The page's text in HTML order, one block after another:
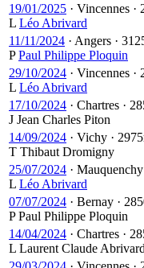
19/01/2025 · Vincennes ·
L Léo Abrivard
11/11/2024 · Angers ·
PPaul Philippe Ploquin
29/10/2024 · Vincennes ·
L Léo Abrivard
17/10/2024 · Chartres ·
J Jean Charles Piton
14/09/2024 · Vichy ·
T Thibaut Dromigny
25/07/2024 · Mauquenchy
L Léo Abrivard
07/07/2024 · Bernay ·
PPaul Philippe Ploquin
14/04/2024 · Chartres ·
L Laurent Claude Abrivard